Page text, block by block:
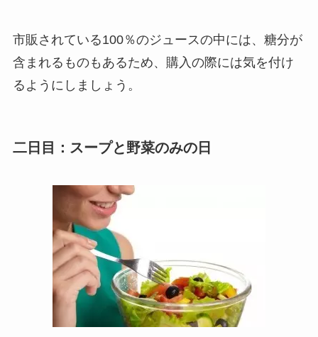
市販されている100％のジュースの中には、糖分が
含まれるものもあるため、購入の際には気を付け
るようにしましょう。
二日目：スープと野菜のみの日